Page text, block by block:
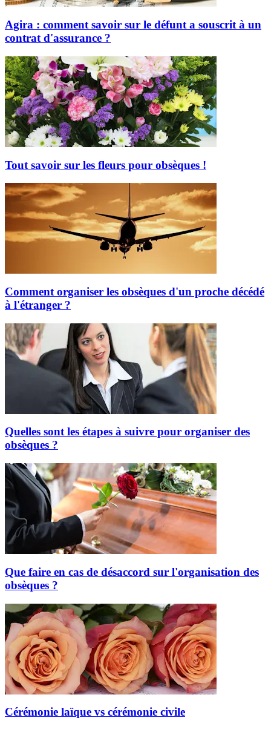
Agira : comment savoir sur le défunt a souscrit à un
contrat d'assurance ?
Tout savoir sur les fleurs pour obsèques !
Comment organiser les obsèques d'un proche décédé
à l'étranger ?
Quelles sont les étapes à suivre pour organiser des
obsèques ?
Que faire en cas de désaccord sur l'organisation des
obsèques ?
Cérémonie laïque vs cérémonie civile